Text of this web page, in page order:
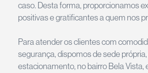
caso. Desta forma, proporcionamos
positivas e gratificantes a quem nos
Para atender os clientes com
segurança, dispomos de sede
estacionamento, no bairro Bela Vista,